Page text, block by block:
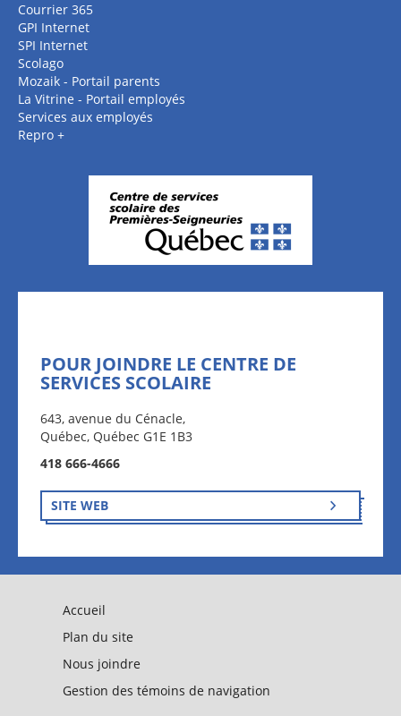
Courrier 365
GPI Internet
SPI Internet
Scolago
Mozaik - Portail parents
La Vitrine - Portail employés
Services aux employés
Repro +
POUR JOINDRE LE CENTRE DE
SERVICES SCOLAIRE
643, avenue du Cénacle,
Québec, Québec G1E 1B3
418 666-4666
SITE WEB
Accueil
Plan du site
Nous joindre
Gestion des témoins de navigation